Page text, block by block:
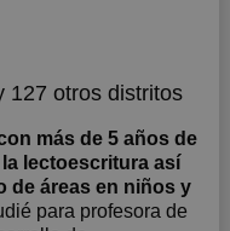
127 otros distritos
más de 5 años de
lectoescritura así
de áreas en niños y
para profesora de